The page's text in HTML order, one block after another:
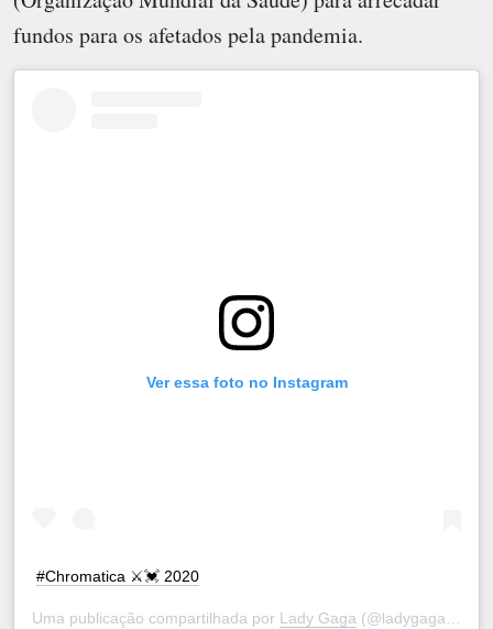
fundos para os afetados pela pandemia.
Ver essa foto no Instagram
#Chromatica ⚔️💓 2020
Uma publicação compartilhada por Lady Gaga (@ladygaga) em